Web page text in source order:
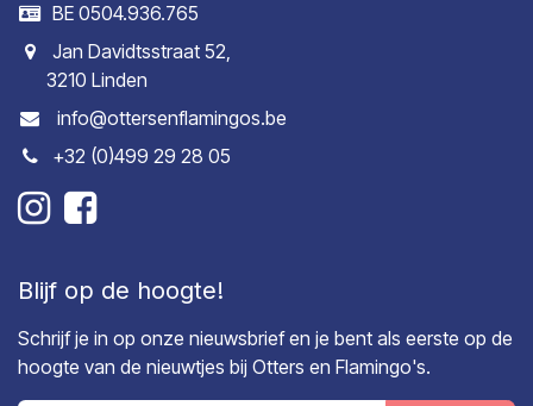
BE 0504.936.765
Jan Davidtsstraat 52,
3210 Linden
info@ottersenflamingos.be
+32 (0)499 29 28 05
Blijf op de hoogte!
Schrijf je in op onze nieuwsbrief en je bent als eerste op de
hoogte van de nieuwtjes bij Otters en Flamingo's.